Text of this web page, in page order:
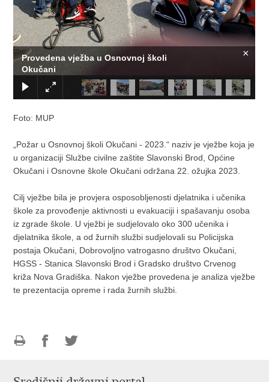
Provedena vježba u Osnovnoj školi
Okučani
×
Foto: MUP
„Požar u Osnovnoj školi Okučani - 2023.“ naziv je vježbe koja je
u organizaciji Službe civilne zaštite Slavonski Brod, Općine
Okučani i Osnovne škole Okučani održana 22. ožujka 2023.
Cilj vježbe bila je provjera osposobljenosti djelatnika i učenika
škole za provođenje aktivnosti u evakuaciji i spašavanju osoba
iz zgrade škole. U vježbi je sudjelovalo oko 300 učenika i
djelatnika škole, a od žurnih službi sudjelovali su Policijska
postaja Okučani, Dobrovoljno vatrogasno društvo Okučani,
HGSS - Stanica Slavonski Brod i Gradsko društvo Crvenog
križa Nova Gradiška. Nakon vježbe provedena je analiza vježbe
te prezentacija opreme i rada žurnih službi.